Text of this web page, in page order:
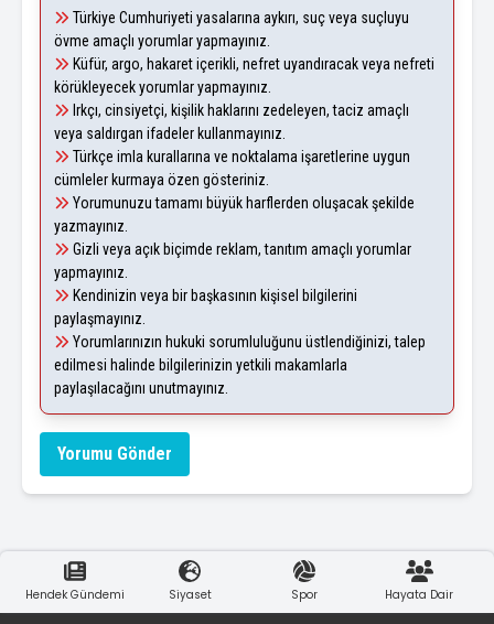
Türkiye Cumhuriyeti yasalarına aykırı, suç veya suçluyu
övme amaçlı yorumlar yapmayınız.
Küfür, argo, hakaret içerikli, nefret uyandıracak veya nefreti
körükleyecek yorumlar yapmayınız.
Irkçı, cinsiyetçi, kişilik haklarını zedeleyen, taciz amaçlı
veya saldırgan ifadeler kullanmayınız.
Türkçe imla kurallarına ve noktalama işaretlerine uygun
cümleler kurmaya özen gösteriniz.
Yorumunuzu tamamı büyük harflerden oluşacak şekilde
yazmayınız.
Gizli veya açık biçimde reklam, tanıtım amaçlı yorumlar
yapmayınız.
Kendinizin veya bir başkasının kişisel bilgilerini
paylaşmayınız.
Yorumlarınızın hukuki sorumluluğunu üstlendiğinizi, talep
edilmesi halinde bilgilerinizin yetkili makamlarla
paylaşılacağını unutmayınız.
Yorumu Gönder
Hendek Gündemi Siyaset Spor Hayata Dair